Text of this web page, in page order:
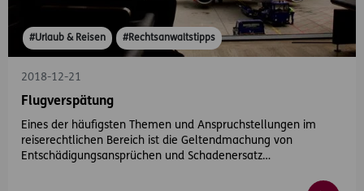
#Urlaub & Reisen #Rechtsanwaltstipps
2018-12-21
Flugverspätung
Eines der häufigsten Themen und Anspruchstellungen im
reiserechtlichen Bereich ist die Geltendmachung von
Entschädigungsansprüchen und Schadenersatz…